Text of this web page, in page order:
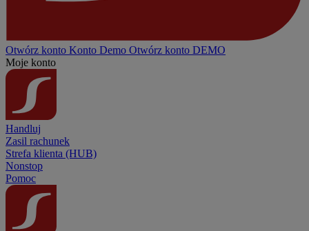
Otwórz konto Konto Demo Otwórz konto DEMO
Moje konto
Handluj
Zasil rachunek
Strefa klienta (HUB)
Nonstop
Pomoc